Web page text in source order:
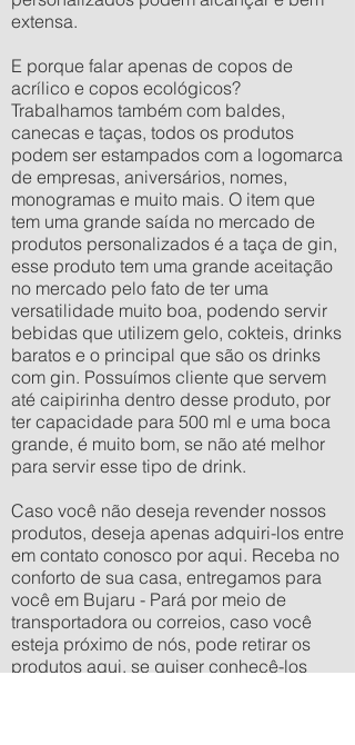
extensa.
E porque falar apenas de copos de
acrílico e copos ecológicos?
Trabalhamos também com baldes,
canecas e taças, todos os produtos
podem ser estampados com a logomarca
de empresas, aniversários, nomes,
monogramas e muito mais. O item que
tem uma grande saída no mercado de
produtos personalizados é a taça de gin,
esse produto tem uma grande aceitação
no mercado pelo fato de ter uma
versatilidade muito boa, podendo servir
bebidas que utilizem gelo, cokteis, drinks
baratos e o principal que são os drinks
com gin. Possuímos cliente que servem
até caipirinha dentro desse produto, por
ter capacidade para 500 ml e uma boca
grande, é muito bom, se não até melhor
para servir esse tipo de drink.
Caso você não deseja revender nossos
produtos, deseja apenas adquiri-los entre
em contato conosco por aqui. Receba no
conforto de sua casa, entregamos para
você em Bujaru - Pará por meio de
transportadora ou correios, caso você
esteja próximo de nós, pode retirar os
produtos aqui, se quiser conhecê-los